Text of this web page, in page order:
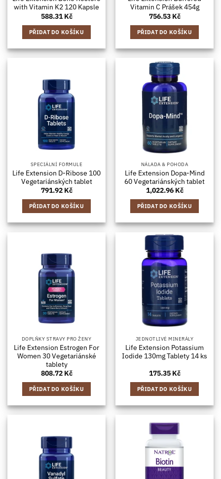
with Vitamin K2 120 Kapsle
588.31Kč
PŘIDAT DO KOŠÍKU
Vitamin C Prášek 454g
756.53 Kč
PŘIDAT DO KOŠÍKU
SPECIÁLNÍ FORMULE
Life Extension D-Ribose 100
Vegetariánských tablet
791.92 Kč
PŘIDAT DO KOŠÍKU
NÁLADA & POHODA
Life Extension Dopa-Mind
60 Vegetariánských tablet
1,022.96 Kč
PŘIDAT DO KOŠÍKU
DOPLŇKY STRAVY PRO ŽENY
Life Extension Estrogen For
Women 30 Vegetariánské
tablety
808.72 Kč
PŘIDAT DO KOŠÍKU
JEDNOTLIVÉ MINERÁLY
Life Extension Potassium
Iodide 130mg Tablety 14 ks
175.35 Kč
PŘIDAT DO KOŠÍKU